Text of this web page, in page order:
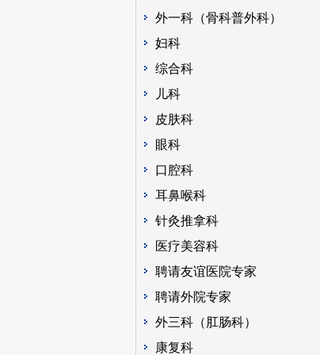
外一科（骨科普外科）
妇科
综合科
儿科
皮肤科
眼科
口腔科
耳鼻喉科
针灸推拿科
医疗美容科
聘请友谊医院专家
聘请外院专家
外三科（肛肠科）
康复科